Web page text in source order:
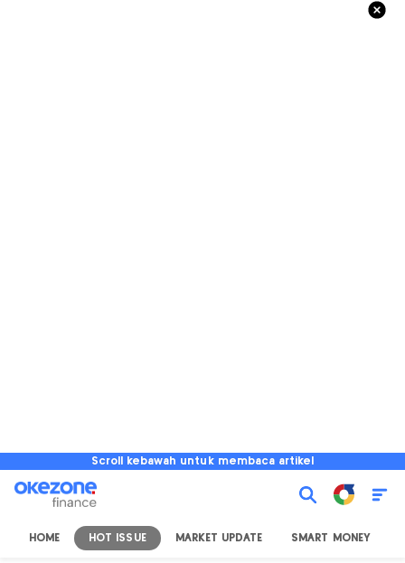
Scroll kebawah untuk membaca artikel
HOME HOT ISSUE MARKET UPDATE SMART MONEY